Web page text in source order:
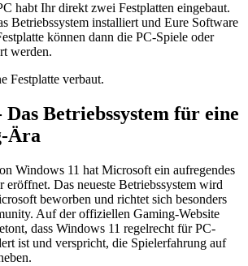
habt Ihr direkt zwei Festplatten eingebaut.
Betriebssystem installiert und Eure Software
können dann die PC-Spiele oder
werden.
Festplatte verbaut.
Das Betriebssystem für eine
Ära
Windows 11 hat Microsoft ein aufregendes
Das neueste Betriebssystem wird
beworben und richtet sich besonders
Auf der offiziellen Gaming-Website
dass Windows 11 regelrecht für PC-
ist und verspricht, die Spielerfahrung auf